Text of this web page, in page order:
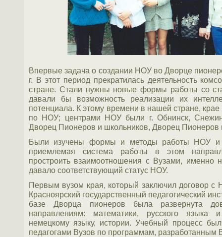
Впервые задача о создании НОУ во Дворце
г. В этот период прекратилась деятельность
стране. Стали нужны новые формы работы со
давали бы возможность реализации их
потенциала. К этому времени в нашей стране,
по НОУ; центрами НОУ были г. Обнинск,
Дворец Пионеров и школьников, Дворец Пионеров
Были изучены формы и методы работы НОУ и
приемлемая система работы в этом
простроить взаимоотношения с Вузами, именно
давало соответствующий статус НОУ.
Первым вузом края, который заключил договор
Красноярский государственный педагогический
базе Дворца пионеров была развернута
направлениям: математики, русского языка
немецкому языку, истории. Учебный процесс
педагогами Вузов по программам, разработанным